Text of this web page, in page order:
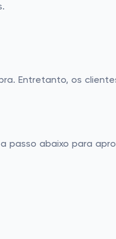
Entretanto, os
passo abaixo para